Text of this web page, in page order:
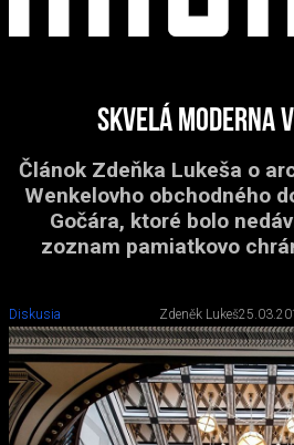
Skvelá moderna
Článok Zdeňka Lukeša o
Wenkelovho obchodného
Gočára, ktoré bolo
zoznam pamiatkovo
Diskusia Zdeněk Lukeš